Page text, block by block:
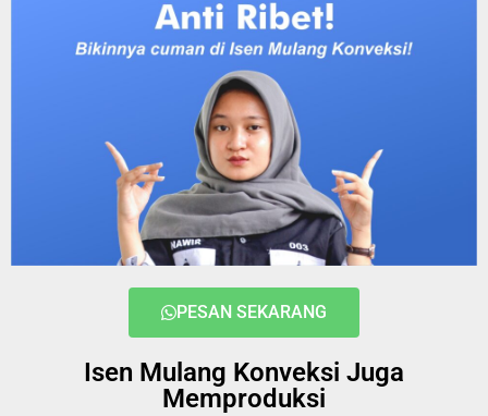
PESAN SEKARANG
Isen Mulang Konveksi Juga
Memproduksi